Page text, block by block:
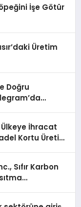
İşe Götür
Üretim
Doğru
İhracat
Kortu Üretim
Sıfır Karbon